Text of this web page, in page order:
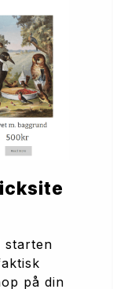
starten
på din